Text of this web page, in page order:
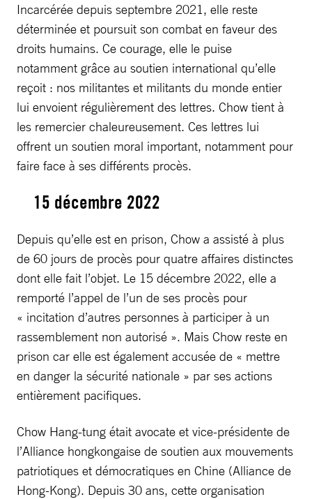
Incarcérée depuis septembre 2021, elle reste
déterminée et poursuit son combat en faveur des
droits humains. Ce courage, elle le puise
notamment grâce au soutien international qu’elle
reçoit : nos militantes et militants du monde entier
lui envoient régulièrement des lettres. Chow tient à
les remercier chaleureusement. Ces lettres lui
offrent un soutien moral important, notamment pour
faire face à ses différents procès.
15 décembre 2022
Depuis qu’elle est en prison, Chow a assisté à plus
de 60 jours de procès pour quatre affaires distinctes
dont elle fait l’objet. Le 15 décembre 2022, elle a
remporté l’appel de l’un de ses procès pour
« incitation d’autres personnes à participer à un
rassemblement non autorisé ». Mais Chow reste en
prison car elle est également accusée de « mettre
en danger la sécurité nationale » par ses actions
entièrement pacifiques.
Chow Hang-tung était avocate et vice-présidente de
l’Alliance hongkongaise de soutien aux mouvements
patriotiques et démocratiques en Chine (Alliance de
Hong-Kong). Depuis 30 ans, cette organisation